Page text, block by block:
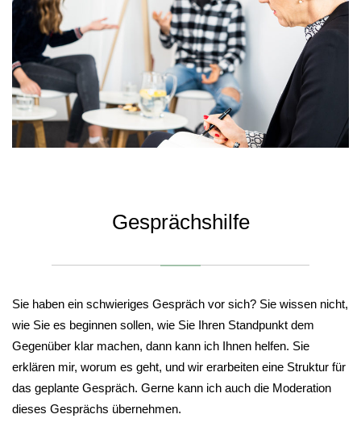
Gesprächshilfe
Sie haben ein schwieriges Gespräch vor sich? Sie wissen nicht,
wie Sie es beginnen sollen, wie Sie Ihren Standpunkt dem
Gegenüber klar machen, dann kann ich Ihnen helfen. Sie
erklären mir, worum es geht, und wir erarbeiten eine Struktur für
das geplante Gespräch. Gerne kann ich auch die Moderation
dieses Gesprächs übernehmen.